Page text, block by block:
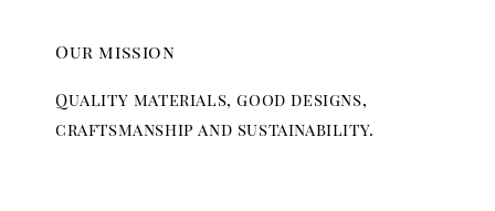
Our mission
Quality materials, good designs,
craftsmanship and sustainability.